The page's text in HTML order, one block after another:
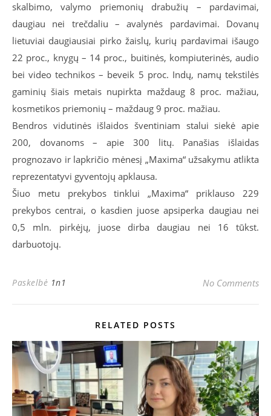
skalbimo, valymo priemonių drabužių – pardavimai,
daugiau nei trečdaliu – avalynės pardavimai. Dovanų
lietuviai daugiausiai pirko žaislų, kurių pardavimai išaugo
22 proc., knygų – 14 proc., buitinės, kompiuterinės, audio
bei video technikos – beveik 5 proc. Indų, namų tekstilės
gaminių šiais metais nupirkta maždaug 8 proc. mažiau,
kosmetikos priemonių – maždaug 9 proc. mažiau.
Bendros vidutinės išlaidos šventiniam stalui siekė apie
200, dovanoms – apie 300 litų. Panašias išlaidas
prognozavo ir lapkričio mėnesį „Maxima“ užsakymu atlikta
reprezentatyvi gyventojų apklausa.
Šiuo metu prekybos tinklui „Maxima“ priklauso 229
prekybos centrai, o kasdien juose apsiperka daugiau nei
0,5 mln. pirkėjų, juose dirba daugiau nei 16 tūkst.
darbuotojų.
Paskelbė 1n1 No Comments
RELATED POSTS